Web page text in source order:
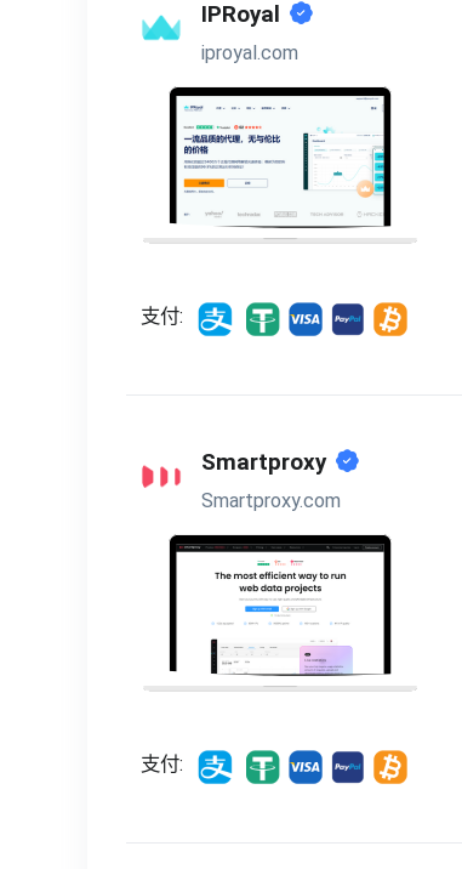
IPRoyal
iproyal.com
支付:
Smartproxy
Smartproxy.com
支付: